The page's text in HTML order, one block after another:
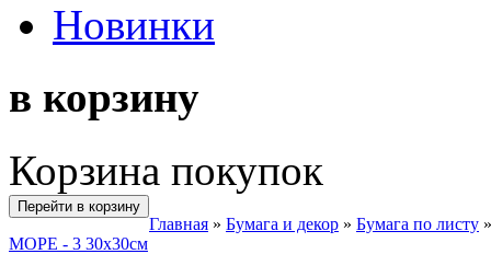
Новинки
в корзину
Корзина покупок
Перейти в корзину
Главная » Бумага и декор » Бумага по листу
МОРЕ - 3 30х30см